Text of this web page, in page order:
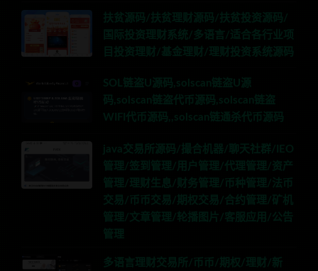
扶贫源码/扶贫理财源码/扶贫投资源码/
国际投资理财系统/多语言/适合各行业项
目投资理财/基金理财/理财投资系统源码
SOL链盗U源码,solscan链盗U源
码,solscan链盗代币源码,solscan链盗
WIFI代币源码,,solscan链通杀代币源码
java交易所源码/撮合机器/聊天社群/IEO
管理/签到管理/用户管理/代理管理/资产
管理/理财生息/财务管理/币种管理/法币
交易/币币交易/期权交易/合约管理/矿机
管理/文章管理/轮播图片/客服应用/公告
管理
多语言理财交易所/币币/期权/理财/新